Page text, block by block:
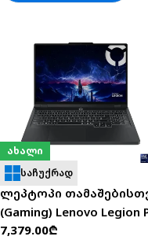
ახალი
საჩუქრად
ლეპტოპი
(Gaming) Lenovo Legion
5 16" WQXGA (i9-
ჩვეულებრივი
7,379.00₾